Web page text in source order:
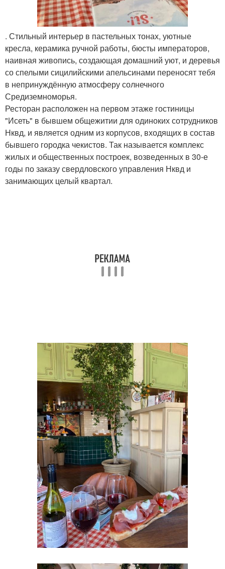
. Стильный интерьер в пастельных тонах, уютные
кресла, керамика ручной работы, бюсты императоров,
наивная живопись, создающая домашний уют, и деревья
со спелыми сицилийскими апельсинами переносят тебя
в непринуждённую атмосферу солнечного
Средиземноморья.
Ресторан расположен на первом этаже гостиницы
"Исеть" в бывшем общежитии для одиноких сотрудников
Нквд, и является одним из корпусов, входящих в состав
бывшего городка чекистов. Так называется комплекс
жилых и общественных построек, возведенных в 30-е
годы по заказу свердловского управления Нквд и
занимающих целый квартал.